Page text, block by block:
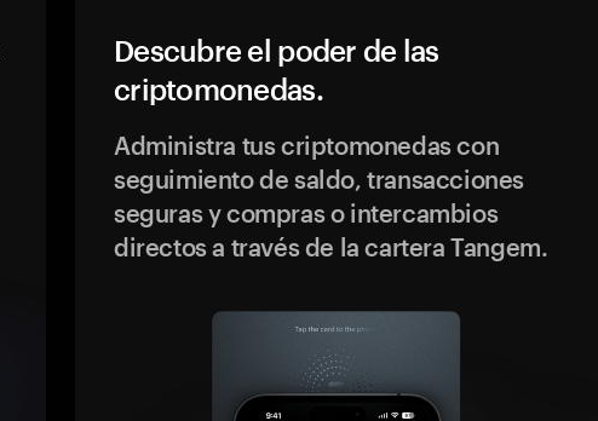
Descubre el poder de las
criptomonedas.
Administra tus criptomonedas con
seguimiento de saldo, transacciones
seguras y compras o intercambios
directos a través de la cartera Tangem.